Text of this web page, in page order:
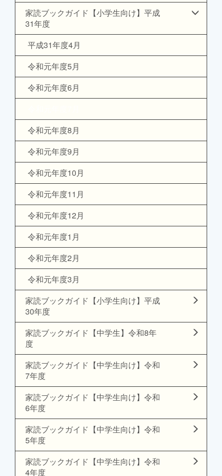
家読ブックガイド【小学生向け】平成
31年度
平成31年度4月
令和元年度5月
令和元年度6月
令和元年度8月
令和元年度9月
令和元年度10月
令和元年度11月
令和元年度12月
令和元年度1月
令和元年度2月
令和元年度3月
家読ブックガイド【小学生向け】平成
30年度
家読ブックガイド【中学生】令和8年
度
家読ブックガイド【中学生向け】令和
7年度
家読ブックガイド【中学生向け】令和
6年度
家読ブックガイド【中学生向け】令和
5年度
家読ブックガイド【中学生向け】令和
4年度